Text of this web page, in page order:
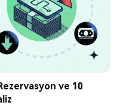
ve 10